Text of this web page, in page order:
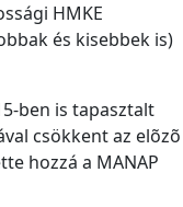
HMKE
és kisebbek is)
ben is tapasztalt
csökkent az elõzõ
hozzá a MANAP